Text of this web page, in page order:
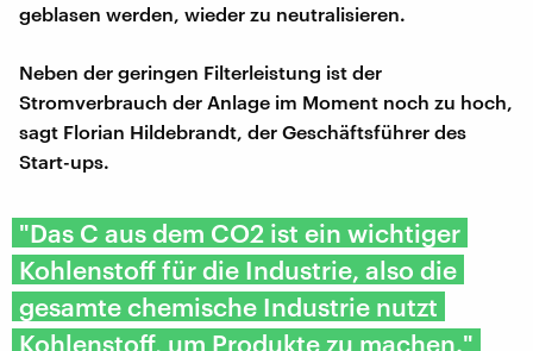
geblasen werden, wieder zu neutralisieren.
Neben der geringen Filterleistung ist der
Stromverbrauch der Anlage im Moment noch zu hoch,
sagt Florian Hildebrandt, der Geschäftsführer des
Start-ups.
"Das C aus dem CO2 ist ein wichtiger
Kohlenstoff für die Industrie, also die
gesamte chemische Industrie nutzt
Kohlenstoff, um Produkte zu machen."